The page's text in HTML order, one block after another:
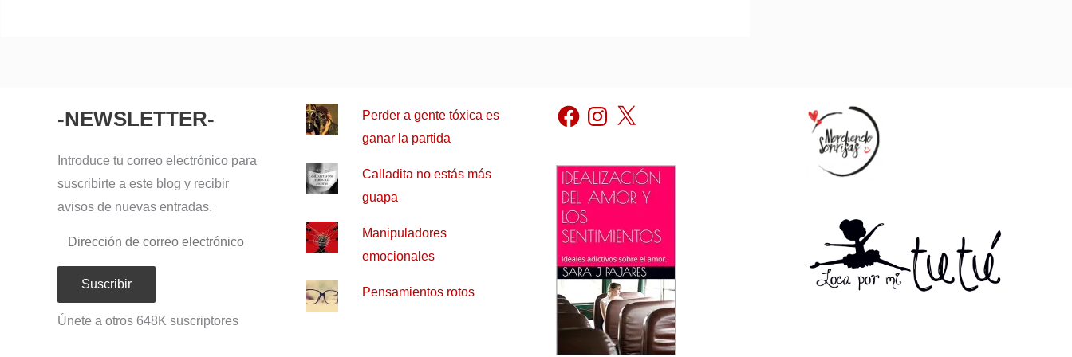
-NEWSLETTER-
Introduce tu correo electrónico para
suscribirte a este blog y recibir
avisos de nuevas entradas.
Dirección
correo
electrónico
Suscribir
Únete a otros 648K suscriptores
Perder a gente tóxica es
ganar la partida
Calladita no estás más
guapa
Manipuladores
emocionales
Pensamientos rotos
FacebookInstagram
X